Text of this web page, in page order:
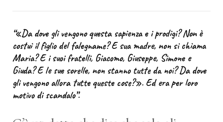
“«Da dove gli vengono questa sapienza e i prodigi? Non è
costui il figlio del falegname? E sua madre, non si chiama
Maria? E i suoi fratelli, Giacomo, Giuseppe, Simone e
Giuda? E le sue sorelle, non stanno tutte da noi? Da dove
gli vengono allora tutte queste cose?». Ed era per loro
motivo di scandalo”.